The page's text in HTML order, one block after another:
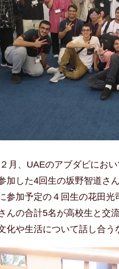
月、 UAEのアブダビにお
加した4回生の坂野智道さん
参加予定の４回生の花田
んの合計5名が高校生と交
化や生活について話し合う